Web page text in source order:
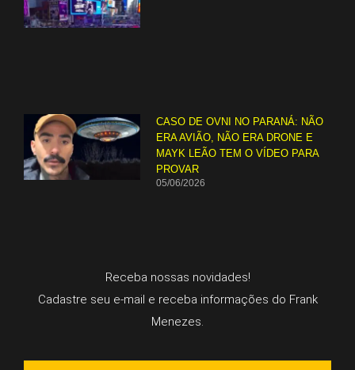
CASO DE OVNI NO PARANÁ: NÃO
ERA AVIÃO, NÃO ERA DRONE E
MAYK LEÃO TEM O VÍDEO PARA
PROVAR
05/06/2026
Receba nossas novidades!
Cadastre seu e-mail e receba informações do Frank
Menezes.